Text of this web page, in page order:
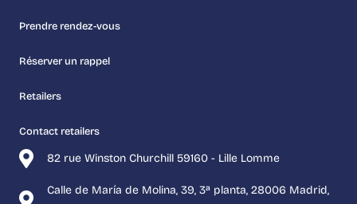
82 rue Winston Churchill 59160 - Lille Lomme
Calle de María de Molina, 39, 3ª planta, 28006 Madrid,
Prendre rendez-vous
Réserver un rappel
Retailers
Contact retailers